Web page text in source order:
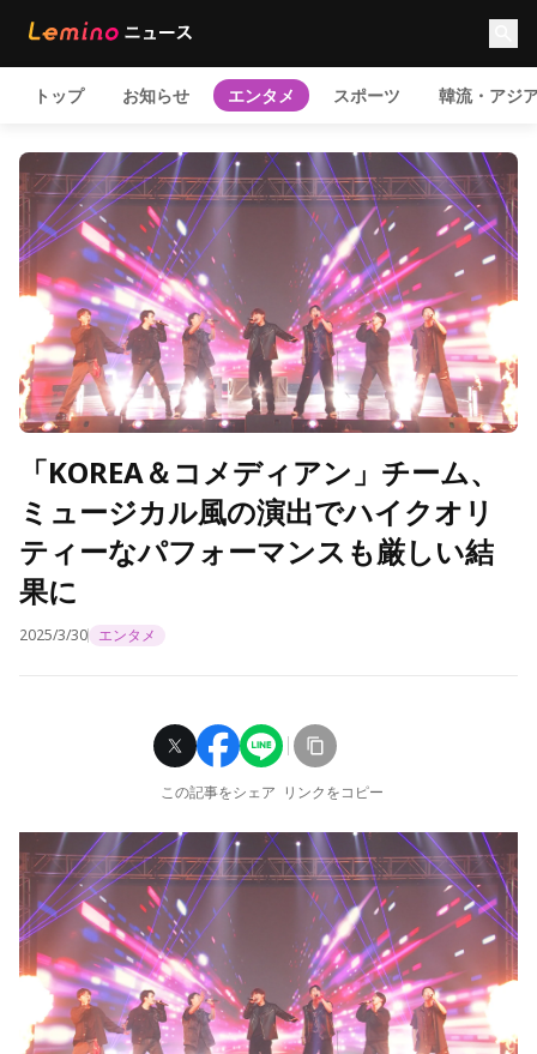
トップ お知らせ エンタメ スポーツ 韓流・アジ
「KOREA＆コメディアン」チーム、
ミュージカル風の演出でハイクオリ
ティーなパフォーマンスも厳しい結
果に
2025/3/30 エンタメ
この記事をシェア リンクをコピー